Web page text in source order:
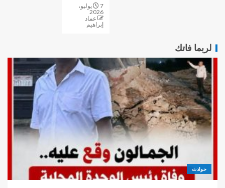
7 يوليو،
2026
عماد
إبراهيم
لربما فاتك
حوادث